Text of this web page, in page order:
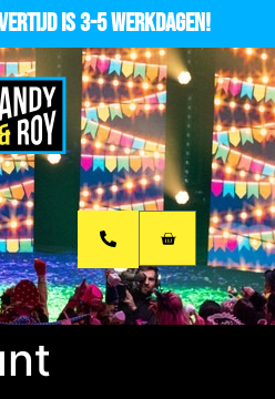
is 3-5 werkdagen!